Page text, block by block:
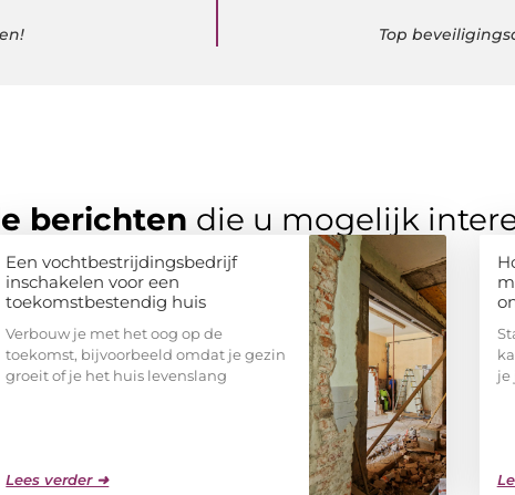
Top
berichten die u mogelijk
Een vochtbestrijdingsbedrijf
inschakelen voor een
toekomstbestendig huis
Verbouw je met het oog op de
toekomst, bijvoorbeeld omdat je gezin
groeit of je het huis levenslang
Lees verder ➜
je